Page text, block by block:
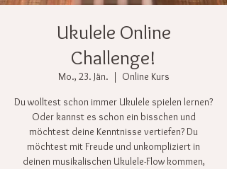
Ukulele Online
Challenge!
Mo., 23. Jän.
  |
Online Kurs
Du wolltest schon immer Ukulele spielen lernen?
Oder kannst es schon ein bisschen und
möchtest deine Kenntnisse vertiefen? Du
möchtest mit Freude und unkompliziert in
deinen musikalischen Ukulele-Flow kommen,